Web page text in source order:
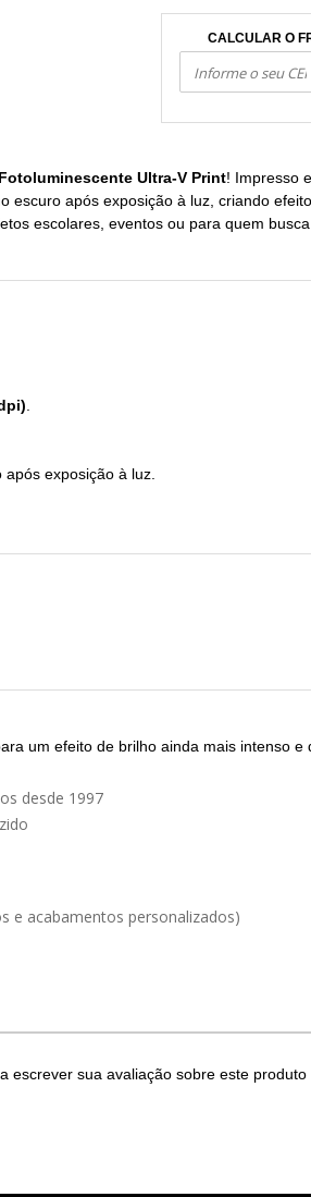
CALCULAR O
Ultra-V Print! Impresso
escuro após exposição à luz, criando
escolares, eventos ou para quem
exposição à luz.
um efeito de brilho ainda mais intenso e
desde 1997
e acabamentos personalizados)
escrever sua avaliação sobre este produto